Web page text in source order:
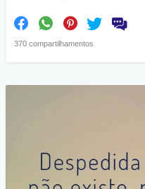
370 compartilhamentos